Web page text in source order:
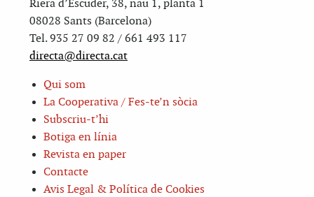
Riera d’Escuder, 38, nau 1, planta 1
08028 Sants (Barcelona)
Tel. 935 27 09 82 / 661 493 117
directa@directa.cat
Qui som
La Cooperativa / Fes-te’n sòcia
Subscriu-t’hi
Botiga en línia
Revista en paper
Contacte
Avis Legal & Política de Cookies